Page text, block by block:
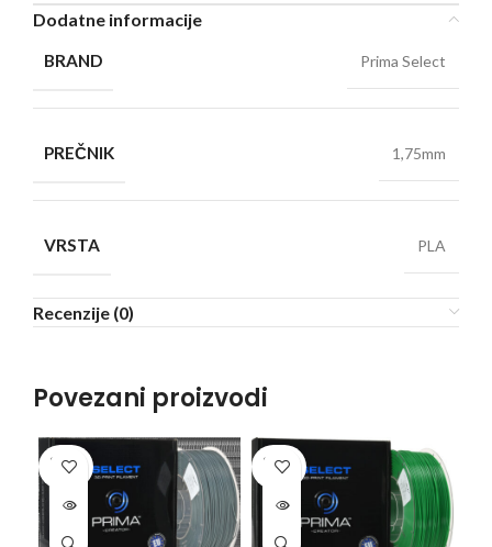
Dodatne informacije
BRAND Prima Select
PREČNIK 1,75mm
VRSTA PLA
Recenzije (0)
Povezani proizvodi
SOLD
OUT
SOLD
OUT